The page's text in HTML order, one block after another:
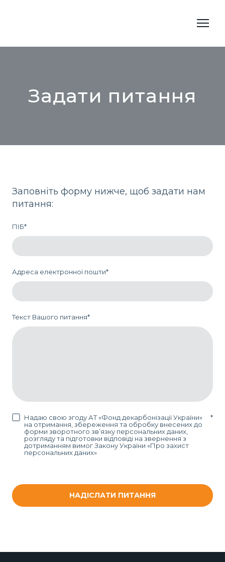
Задати питання
Заповніть форму нижче, щоб задати нам
питання:
ПІБ*
Адреса електронної пошти*
Текст Вашого питання*
Надаю свою згоду АТ «Фонд декарбонізації України»
на отримання, збереження та обробку внесених до
форми зворотного зв’язку персональних даних,
розгляду та підготовки відповіді на звернення з
дотриманням вимог Закону України «Про захист
персональних даних»
*
НАДІСЛАТИ ПИТАННЯ